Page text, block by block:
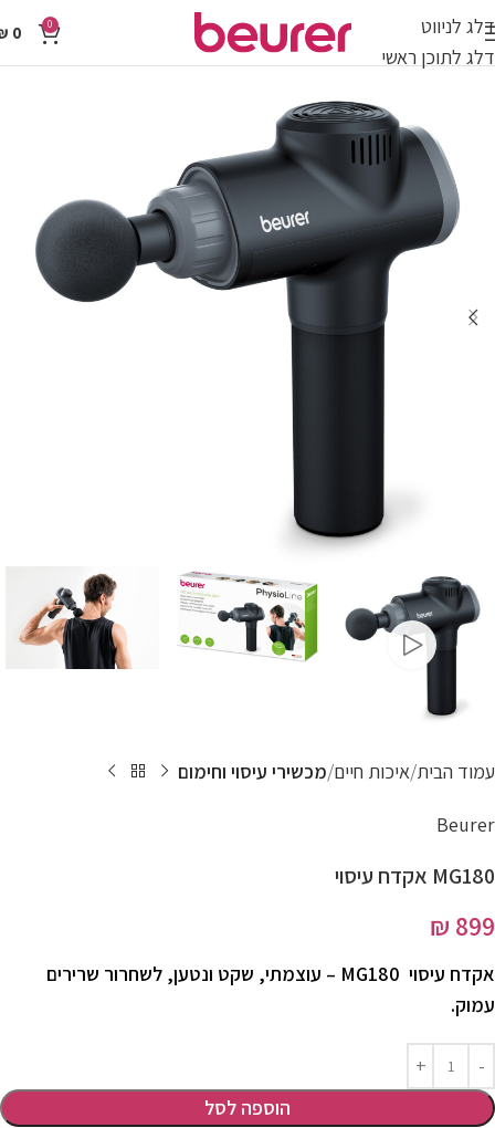
דלג לניווט
דלג לתוכן ראשי
0
0
עמוד הבית איכות חיים מכשירי עיסוי וחימום
Beurer
MG180 אקדח עיסוי
₪ 899
אקדח עיסוי MG180 – עוצמתי, שקט ונטען, לשחרור שרירים
עמוק.
הוספה לסל